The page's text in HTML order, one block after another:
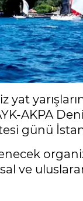
yat
AKPA
günü
ve